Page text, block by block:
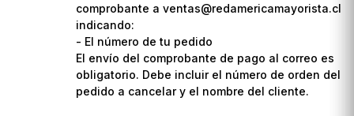
comprobante a ventas@redamericamayorista.cl
indicando:
- El número de tu pedido
El envío del comprobante de pago al correo es
obligatorio. Debe incluir el número de orden del
pedido a cancelar y el nombre del cliente.